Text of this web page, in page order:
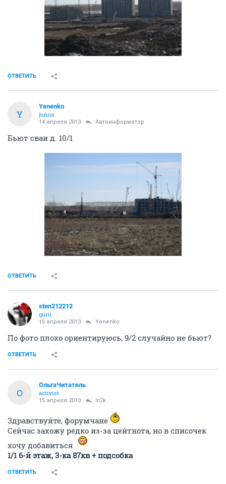
ОТВЕТИТЬ
Y
Yenenko
junior
14 апреля 2013 Автоинформатор
Бьют сваи д. 10/1
ОТВЕТИТЬ
sten212212
guru
15 апреля 2013 Yenenko
По фото плохо ориентируюсь, 9/2 случайно не бьют?
ОТВЕТИТЬ
О
ОльгаЧитатель
activist
15 апреля 2013 IrOk
Здравствуйте, форумчане
Сейчас захожу редко из-за цейтнота, но в списочек
хочу добавиться
1/1 6-й этаж, 3-ка 87кв + подсобка
ОТВЕТИТЬ